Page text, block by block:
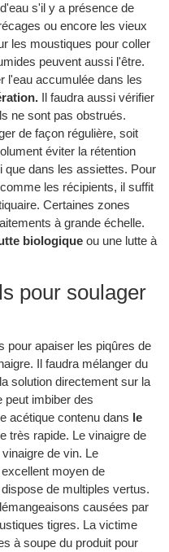
s'il y a présence de
ou encore les vieux
les moustiques pour coller
peuvent aussi l'être.
l'eau accumulée dans les
Il faudra aussi vérifier
ne sont pas obstrués.
de façon régulière, soit
éviter la rétention
dans les assiettes. Pour
les récipients, il suffit
Certaines zones
à grande échelle.
biologique ou une lutte à
pour soulager
pour apaiser les piqûres de
Il faudra mélanger du
solution directement sur la
peut imbiber des
acétique contenu dans le
très rapide. Le vinaigre de
de vin. Le
moyen de
de multiples vertus.
causées par
tigres. La victime
à soupe du produit pour